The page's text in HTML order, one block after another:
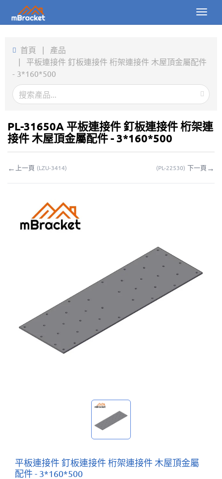
Toggle
產品
新聞
關於我們
下載
線上詢價
我的詢價
首頁 | 產品
| 平板連接件 釘板連接件 桁架連接件 木屋頂金屬配件
- 3*160*500
PL-31650A 平板連接件 釘板連接件 桁架連
接件 木屋頂金屬配件 - 3*160*500
← 上一頁 (LZU-3414) (PL-22530) 下一頁 →
平板連接件 釘板連接件 桁架連接件 木屋頂金屬
配件 - 3*160*500